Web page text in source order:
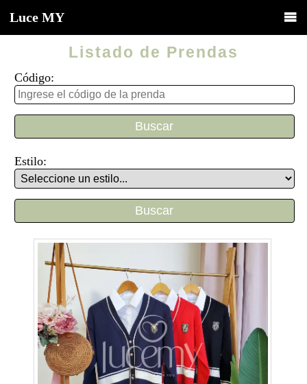
Luce MY
Listado de Prendas
Código:
Estilo: